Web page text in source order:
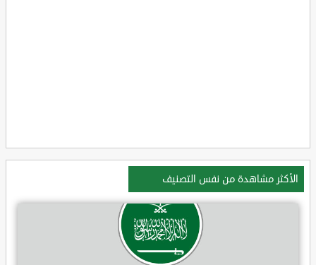
الأكثر مشاهدة من نفس التصنيف